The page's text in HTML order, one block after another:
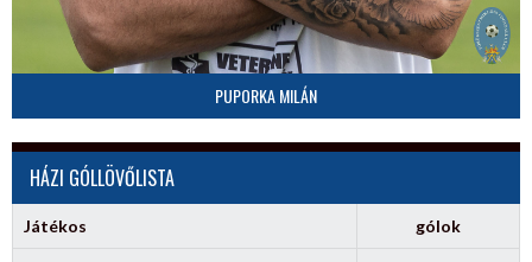
PUPORKA MILÁN
HÁZI GÓLLÖVŐLISTA
Játékos gólok